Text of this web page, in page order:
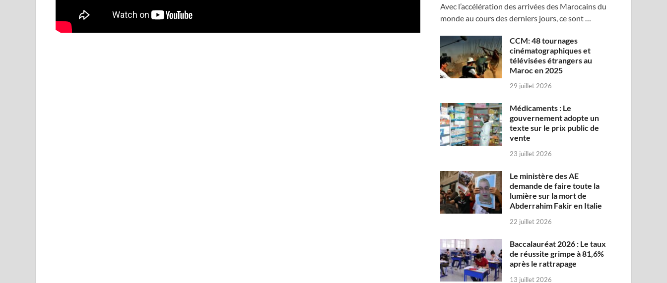
Avec l’accélération des arrivées des Marocains du
monde au cours des derniers jours, ce sont …
CCM: 48 tournages
cinématographiques et
télévisées étrangers au
Maroc en 2025
29 juillet 2026
Médicaments : Le
gouvernement adopte un
texte sur le prix public de
vente
23 juillet 2026
Le ministère des AE
demande de faire toute la
lumière sur la mort de
Abderrahim Fakir en Italie
22 juillet 2026
Baccalauréat 2026 : Le taux
de réussite grimpe à 81,6%
après le rattrapage
13 juillet 2026